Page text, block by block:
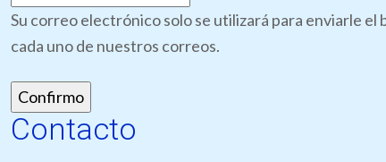
Su correo electrónico solo se utilizará para enviarle
cada uno de nuestros correos.
Contacto